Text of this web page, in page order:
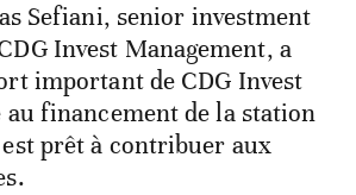
Sefiani, senior investment
Invest Management, a
important de CDG Invest
financement de la station
prêt à contribuer aux